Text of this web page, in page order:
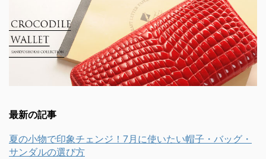
最新の記事
夏の小物で印象チェンジ！7月に使いたい帽子・バッグ・
サンダルの選び方